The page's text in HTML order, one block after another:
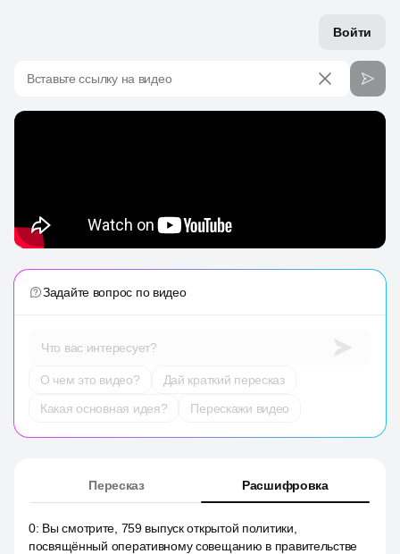
Войти
Вставьте ссылку на видео
Задайте вопрос по видео
Что вас интересует?
О чем это видео?
Дай краткий пересказ
Какая основная идея?
Перескажи видео
Пересказ Расшифровка
0: Вы смотрите, 759 выпуск открытой политики,
посвящённый оперативному совещанию в правительстве